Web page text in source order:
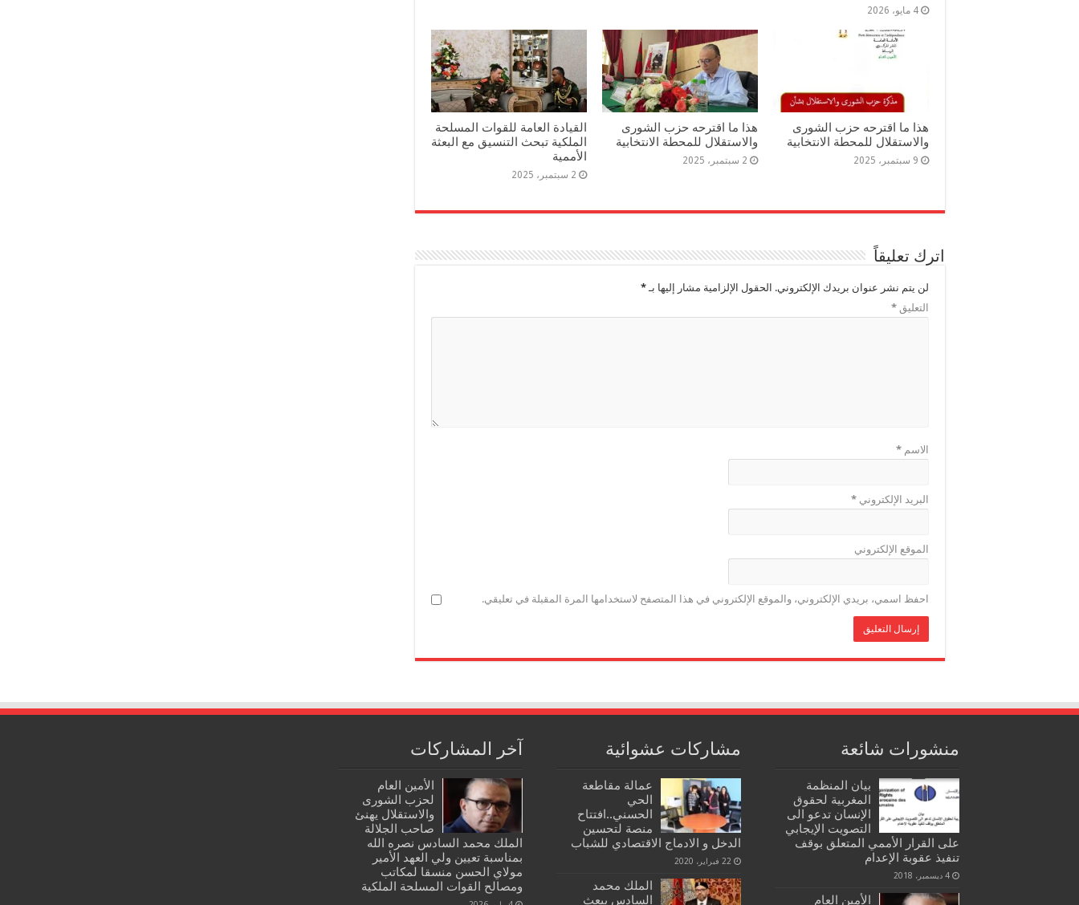
4 مايو، 2026
هذا ما اقترحه حزب الشورى
والاستقلال للمحطة الانتخابية
9 سبتمبر، 2025
هذا ما اقترحه حزب الشورى
والاستقلال للمحطة الانتخابية
2 سبتمبر، 2025
القيادة العامة للقوات المسلحة
الملكية تبحث التنسيق مع البعثة
الأممية
2 سبتمبر، 2025
اترك تعليقاً
لن يتم نشر عنوان بريدك الإلكتروني. الحقول الإلزامية مشار إليها بـ*
التعليق *
الاسم *
البريد الإلكتروني *
الموقع الإلكتروني
احفظ اسمي، بريدي الإلكتروني، والموقع الإلكتروني في هذا المتصفح لاستخدامها المرة المقبلة في تعليقي.
منشورات شائعة
بيان المنظمة
المغربية لحقوق
الإنسان تدعو الى
التصويت الإيجابي
على القرار الأممي المتعلق بوقف
تنفيذ عقوبة الإعدام
4 ديسمبر، 2018
الأمين العام
مشاركات عشوائية
عمالة مقاطعة
الحي
الحسني..افتتاح
منصة لتحسين
الدخل و الادماج الاقتصادي للشباب
22 فبراير، 2020
الملك محمد
السادس يبعث
آخر المشاركات
الأمين العام
لحزب الشورى
والاستقلال يهنئ
صاحب الجلالة
الملك محمد السادس نصره الله
بمناسبة تعيين ولي العهد الأمير
مولاي الحسن منسقا لمكاتب
ومصالح القوات المسلحة الملكية